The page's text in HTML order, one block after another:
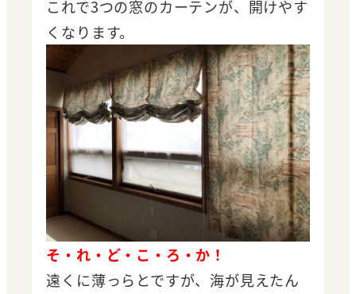
これで3つの窓のカーテンが、開けやす
くなります。
そ・れ・ど・こ・ろ・か！
遠くに薄っらとですが、海が見えたん